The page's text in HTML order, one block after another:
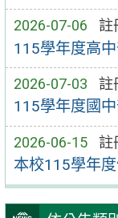
2026-07-06 註
115學年度高
2026-07-03 註
115學年度國
2026-06-15 註
本校115學年